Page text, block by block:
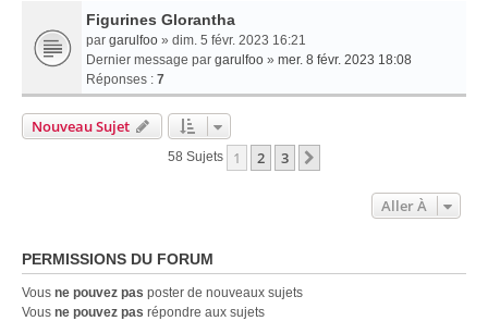
Figurines Glorantha
par garulfoo » dim. 5 févr. 2023 16:21
Dernier message par garulfoo » mer. 8 févr. 2023 18:08
Réponses : 7
Nouveau Sujet
58 Sujets 1 2 3
Aller À
PERMISSIONS DU FORUM
Vous ne pouvez pas poster de nouveaux sujets
Vous ne pouvez pas répondre aux sujets